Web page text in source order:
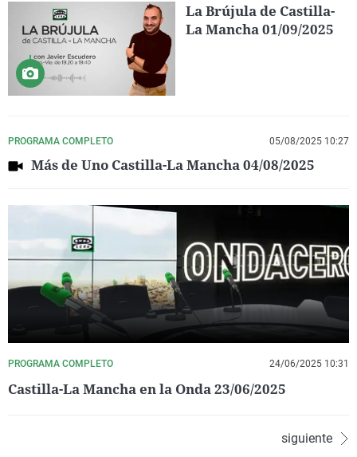
La Brújula de Castilla-
La Mancha 01/09/2025
PROGRAMA COMPLETO 05/08/2025 10:27
Más de Uno Castilla-La Mancha 04/08/2025
PROGRAMA COMPLETO 24/06/2025 10:31
Castilla-La Mancha en la Onda 23/06/2025
siguiente